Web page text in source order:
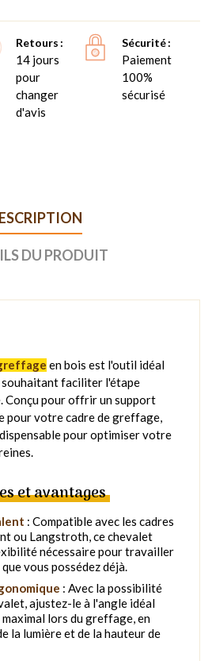
Retours
14 jours
pour
changer
d'avis
Sécurité
Paiement
100%
sécurisé
DU PRODUIT
en bois est l'outil idéal
faciliter l'étape
Conçu pour offrir un support
pour votre cadre de greffage,
pour optimiser votre
et avantages
: Compatible avec les cadres
ou Langstroth, ce chevalet
nécessaire pour travailler
vous possédez déjà.
: Avec la possibilité
ajustez-le à l'angle idéal
lors du greffage, en
la lumière et de la hauteur de